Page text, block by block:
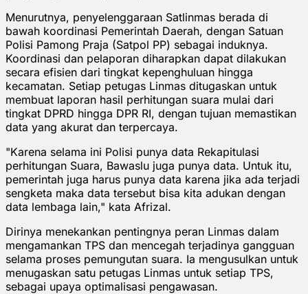
Menurutnya, penyelenggaraan Satlinmas berada di
bawah koordinasi Pemerintah Daerah, dengan Satuan
Polisi Pamong Praja (Satpol PP) sebagai induknya.
Koordinasi dan pelaporan diharapkan dapat dilakukan
secara efisien dari tingkat kepenghuluan hingga
kecamatan. Setiap petugas Linmas ditugaskan untuk
membuat laporan hasil perhitungan suara mulai dari
tingkat DPRD hingga DPR RI, dengan tujuan memastikan
data yang akurat dan terpercaya.
"Karena selama ini Polisi punya data Rekapitulasi
perhitungan Suara, Bawaslu juga punya data. Untuk itu,
pemerintah juga harus punya data karena jika ada terjadi
sengketa maka data tersebut bisa kita adukan dengan
data lembaga lain," kata Afrizal.
Dirinya menekankan pentingnya peran Linmas dalam
mengamankan TPS dan mencegah terjadinya gangguan
selama proses pemungutan suara. Ia mengusulkan untuk
menugaskan satu petugas Linmas untuk setiap TPS,
sebagai upaya optimalisasi pengawasan.